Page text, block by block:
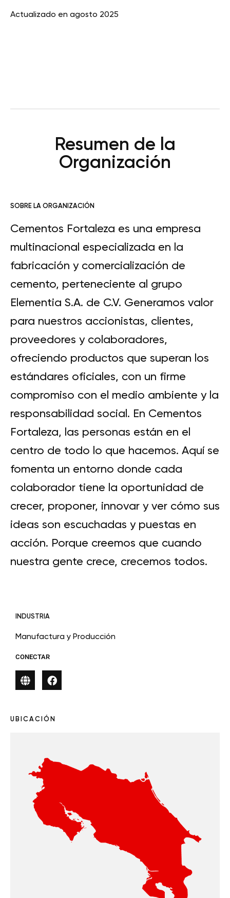
Actualizado en agosto 2025
Resumen de la
Organización
SOBRE LA ORGANIZACIÓN
Cementos Fortaleza es una empresa
multinacional especializada en la
fabricación y comercialización de
cemento, perteneciente al grupo
Elementia S.A. de C.V. Generamos valor
para nuestros accionistas, clientes,
proveedores y colaboradores,
ofreciendo productos que superan los
estándares oficiales, con un firme
compromiso con el medio ambiente y la
responsabilidad social. En Cementos
Fortaleza, las personas están en el
centro de todo lo que hacemos. Aquí se
fomenta un entorno donde cada
colaborador tiene la oportunidad de
crecer, proponer, innovar y ver cómo sus
ideas son escuchadas y puestas en
acción. Porque creemos que cuando
nuestra gente crece, crecemos todos.
INDUSTRIA
Manufactura y Producción
CONECTAR
UBICACIÓN